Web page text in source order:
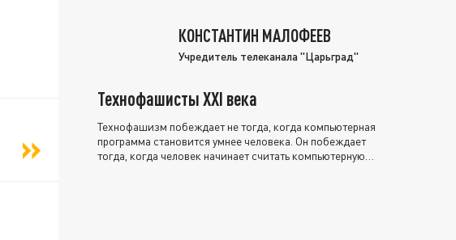
КОНСТАНТИН МАЛОФЕЕВ
Учредитель телеканала "Царьград"
Технофашисты XXI века
Технофашизм побеждает не тогда, когда компьютерная
программа становится умнее человека. Он побеждает
тогда, когда человек начинает считать компьютерную